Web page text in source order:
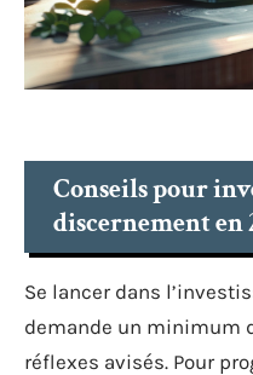
Conseils pour
discernement en
Se lancer dans
demande un minimum
réflexes avisés. Pour